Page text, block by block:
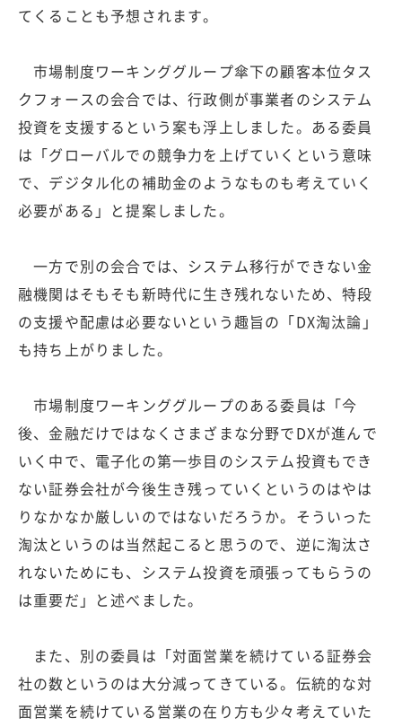
てくることも予想されます。
市場制度ワーキンググループ傘下の顧客本位タス
クフォースの会合では、行政側が事業者のシステム
投資を支援するという案も浮上しました。ある委員
は「グローバルでの競争力を上げていくという意味
で、デジタル化の補助金のようなものも考えていく
必要がある」と提案しました。
一方で別の会合では、システム移行ができない金
融機関はそもそも新時代に生き残れないため、特段
の支援や配慮は必要ないという趣旨の「DX淘汰論」
も持ち上がりました。
市場制度ワーキンググループのある委員は「今
後、金融だけではなくさまざまな分野でDXが進んで
いく中で、電子化の第一歩目のシステム投資もでき
ない証券会社が今後生き残っていくというのはやは
りなかなか厳しいのではないだろうか。そういった
淘汰というのは当然起こると思うので、逆に淘汰さ
れないためにも、システム投資を頑張ってもらうの
は重要だ」と述べました。
また、別の委員は「対面営業を続けている証券会
社の数というのは大分減ってきている。伝統的な対
面営業を続けている営業の在り方も少々考えていた